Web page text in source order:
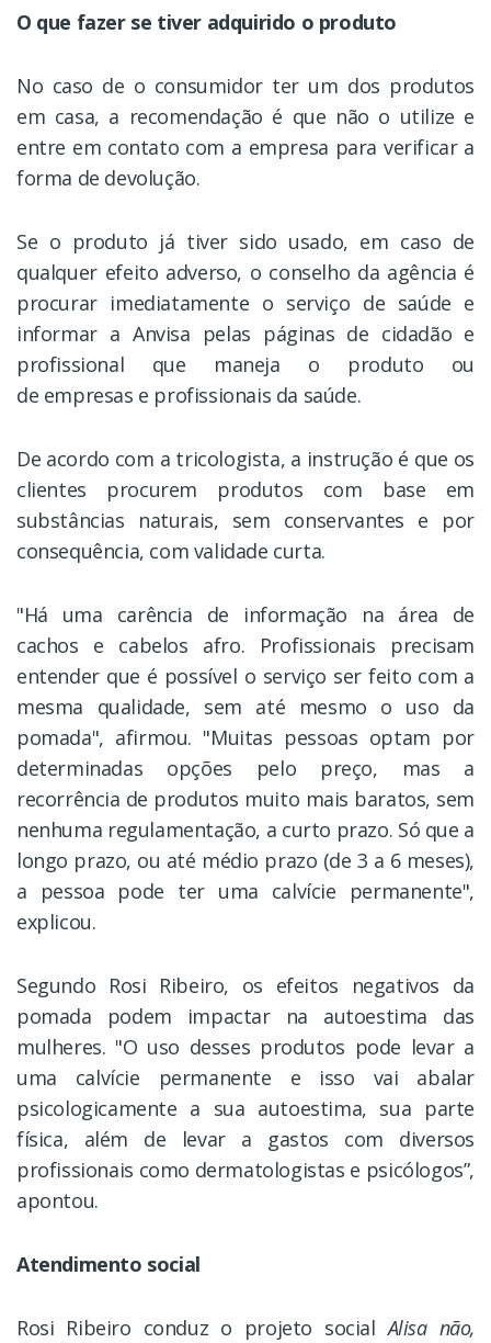
O que fazer se tiver adquirido o produto
No caso de o consumidor ter um dos produtos
em casa, a recomendação é que não o utilize e
entre em contato com a empresa para verificar a
forma de devolução.
Se o produto já tiver sido usado, em caso de
qualquer efeito adverso, o conselho da agência é
procurar imediatamente o serviço de saúde e
informar a Anvisa pelas páginas de cidadão e
profissional que maneja o produto ou
de empresas e profissionais da saúde.
De acordo com a tricologista, a instrução é que os
clientes procurem produtos com base em
substâncias naturais, sem conservantes e por
consequência, com validade curta.
"Há uma carência de informação na área de
cachos e cabelos afro. Profissionais precisam
entender que é possível o serviço ser feito com a
mesma qualidade, sem até mesmo o uso da
pomada", afirmou. "Muitas pessoas optam por
determinadas opções pelo preço, mas a
recorrência de produtos muito mais baratos, sem
nenhuma regulamentação, a curto prazo. Só que a
longo prazo, ou até médio prazo (de 3 a 6 meses),
a pessoa pode ter uma calvície permanente",
explicou.
Segundo Rosi Ribeiro, os efeitos negativos da
pomada podem impactar na autoestima das
mulheres. "O uso desses produtos pode levar a
uma calvície permanente e isso vai abalar
psicologicamente a sua autoestima, sua parte
física, além de levar a gastos com diversos
profissionais como dermatologistas e psicólogos”,
apontou.
Atendimento social
Rosi Ribeiro conduz o projeto socialAlisa não,